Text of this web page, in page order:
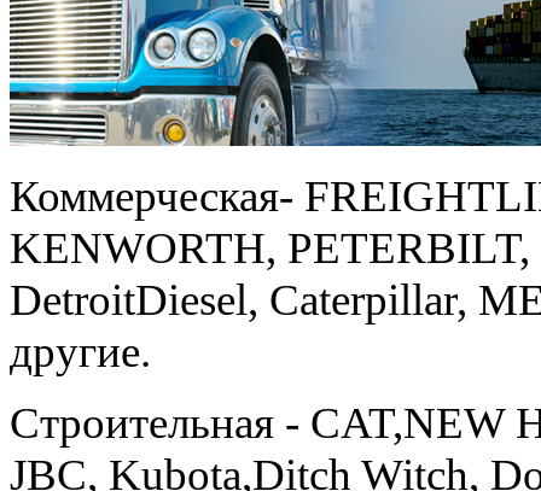
Коммерческая-
KENWORTH,
DetroitDiesel, Caterpillar,
другие.
Строительная -
JBC, Kubota,Ditch Witch,